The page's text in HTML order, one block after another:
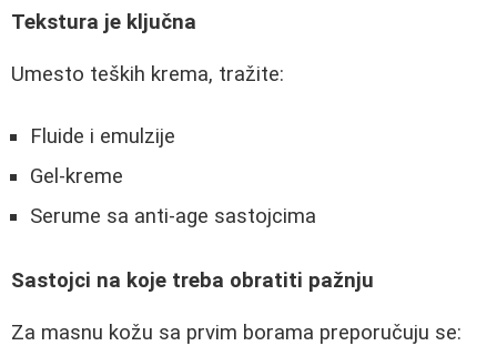
Tekstura je ključna
Umesto teških krema, tražite:
Fluide i emulzije
Gel-kreme
Serume sa anti-age sastojcima
Sastojci na koje treba obratiti pažnju
Za masnu kožu sa prvim borama preporučuju se: